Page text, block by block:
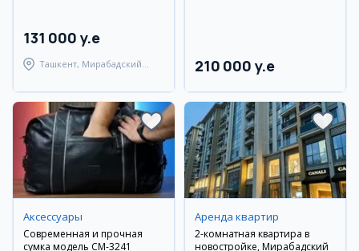
131 000 y.e
Ташкент, Мирабадский
210 000 y.e
Аксессуары
Современная и прочная
сумка модель CM-3241
Аренда квартир
2-комнатная квартира в
новостройке, Мирабадский